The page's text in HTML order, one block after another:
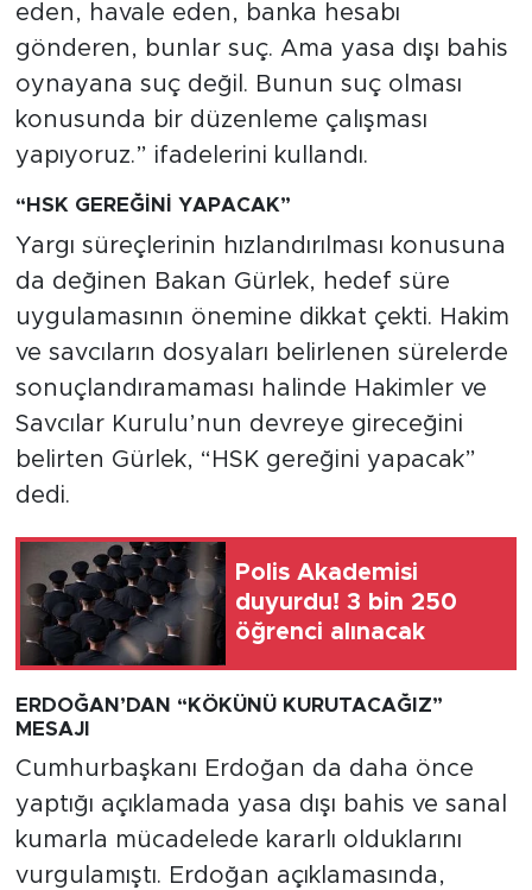
eden, havale eden, banka hesabı
gönderen, bunlar suç. Ama yasa dışı bahis
oynayana suç değil. Bunun suç olması
konusunda bir düzenleme çalışması
yapıyoruz.” ifadelerini kullandı.
“HSK GEREĞİNİ YAPACAK”
Yargı süreçlerinin hızlandırılması konusuna
da değinen Bakan Gürlek, hedef süre
uygulamasının önemine dikkat çekti. Hakim
ve savcıların dosyaları belirlenen sürelerde
sonuçlandıramaması halinde Hakimler ve
Savcılar Kurulu’nun devreye gireceğini
belirten Gürlek, “HSK gereğini yapacak”
dedi.
Polis Akademisi
duyurdu! 3 bin 250
öğrenci alınacak
ERDOĞAN’DAN “KÖKÜNÜ KURUTACAĞIZ”
MESAJI
Cumhurbaşkanı Erdoğan da daha önce
yaptığı açıklamada yasa dışı bahis ve sanal
kumarla mücadelede kararlı olduklarını
vurgulamıştı. Erdoğan açıklamasında,